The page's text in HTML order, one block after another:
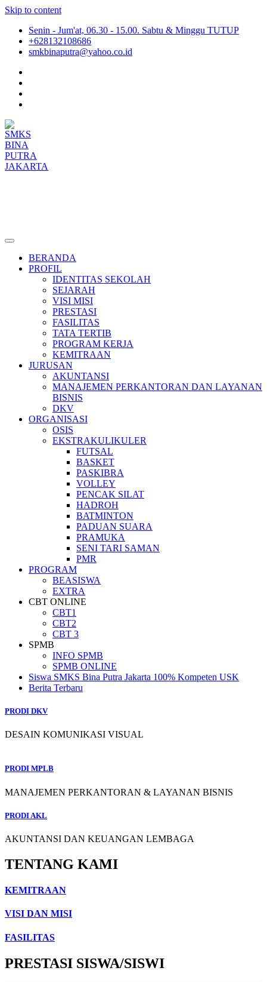
Skip to content
Senin - Jum'at, 06.30 - 15.00. Sabtu & Minggu TUTUP
+628132108686
smkbinaputra@yahoo.co.id
BERANDA
PROFIL
IDENTITAS SEKOLAH
SEJARAH
VISI MISI
PRESTASI
FASILITAS
TATA TERTIB
PROGRAM KERJA
KEMITRAAN
JURUSAN
AKUNTANSI
MANAJEMEN PERKANTORAN DAN LAYANAN
BISNIS
DKV
ORGANISASI
OSIS
EKSTRAKULIKULER
FUTSAL
BASKET
PASKIBRA
VOLLEY
PENCAK SILAT
HADROH
BATMINTON
PADUAN SUARA
PRAMUKA
SENI TARI SAMAN
PMR
PROGRAM
BEASISWA
EXTRA
CBT ONLINE
CBT1
CBT2
CBT 3
SPMB
INFO SPMB
SPMB ONLINE
Siswa SMKS Bina Putra Jakarta 100% Kompeten USK
Berita Terbaru
PRODI DKV
DESAIN KOMUNIKASI VISUAL
PRODI MPLB
MANAJEMEN PERKANTORAN & LAYANAN BISNIS
PRODI AKL
AKUNTANSI DAN KEUANGAN LEMBAGA
TENTANG KAMI
KEMITRAAN
VISI DAN MISI
FASILITAS
PRESTASI SISWA/SISWI